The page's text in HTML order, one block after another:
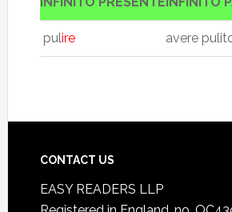
pulire avere
CONTACT US
EASY READERS LLP